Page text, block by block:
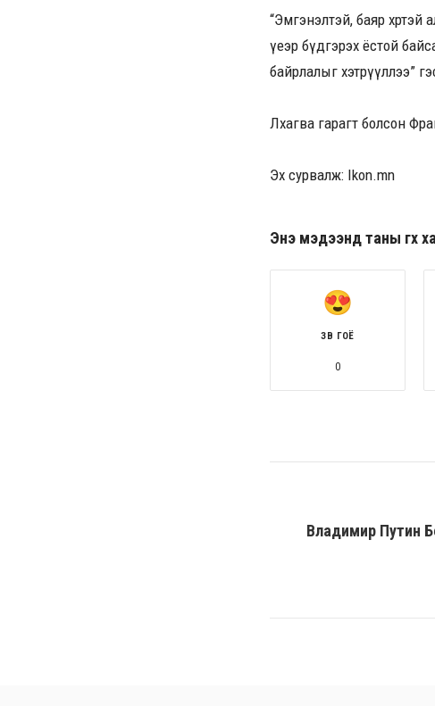
“Эмгэнэлтэй, баяр
үеэр бүдгэрэх ёстой
байрлалыг хэтрүүллээ”
Лхагва гарагт болсон
Эх сурвалж: Ikon.mn
Энэ мэдээнд таны өгөх
ЗӨВ ГОЁ
0
Владимир Путин